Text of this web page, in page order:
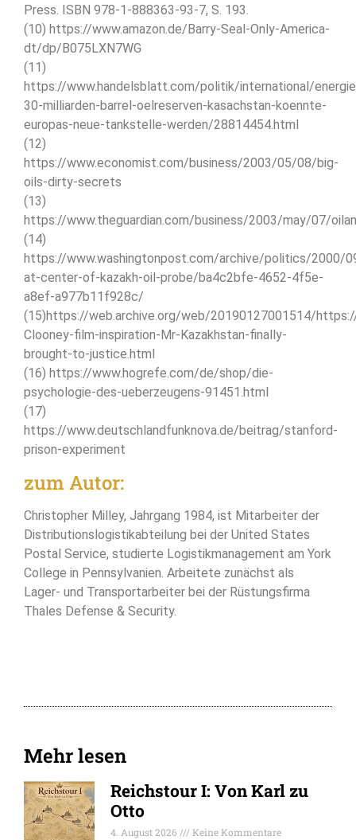
Press. ISBN 978-1-888363-93-7, S. 193.
(10) https://www.amazon.de/Barry-Seal-Only-America-
dt/dp/B075LXN7WG
(11)
https://www.handelsblatt.com/politik/international/
30-milliarden-barrel-oelreserven-kasachstan-koennte-
europas-neue-tankstelle-werden/28814454.html
(12)
https://www.economist.com/business/2003/05/08/big-
oils-dirty-secrets
(13)
https://www.theguardian.com/business/2003/may/07/
(14)
https://www.washingtonpost.com/archive/politics/2000/
at-center-of-kazakh-oil-probe/ba4c2bfe-4652-4f5e-
a8ef-a977b11f928c/
(15)https://web.archive.org/web/20190127001514/
Clooney-film-inspiration-Mr-Kazakhstan-finally-
brought-to-justice.html
(16) https://www.hogrefe.com/de/shop/die-
psychologie-des-ueberzeugens-91451.html
(17)
https://www.deutschlandfunknova.de/beitrag/stanford-
prison-experiment
zum Autor:
Christopher Milley, Jahrgang 1984, ist Mitarbeiter der
Distributionslogistikabteilung bei der United States
Postal Service, studierte Logistikmanagement am York
College in Pennsylvanien. Arbeitete zunächst als
Lager- und Transportarbeiter bei der Rüstungsfirma
Thales Defense & Security.
Mehr lesen
Reichstour I: Von Karl zu
Otto
4. August 2026
Keine Kommentare